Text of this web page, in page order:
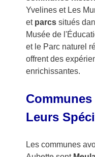
Yvelines et Les
et parcssitués
Musée de
et le Parc naturel
offrent des
enrichissantes.
Leurs
Les communes